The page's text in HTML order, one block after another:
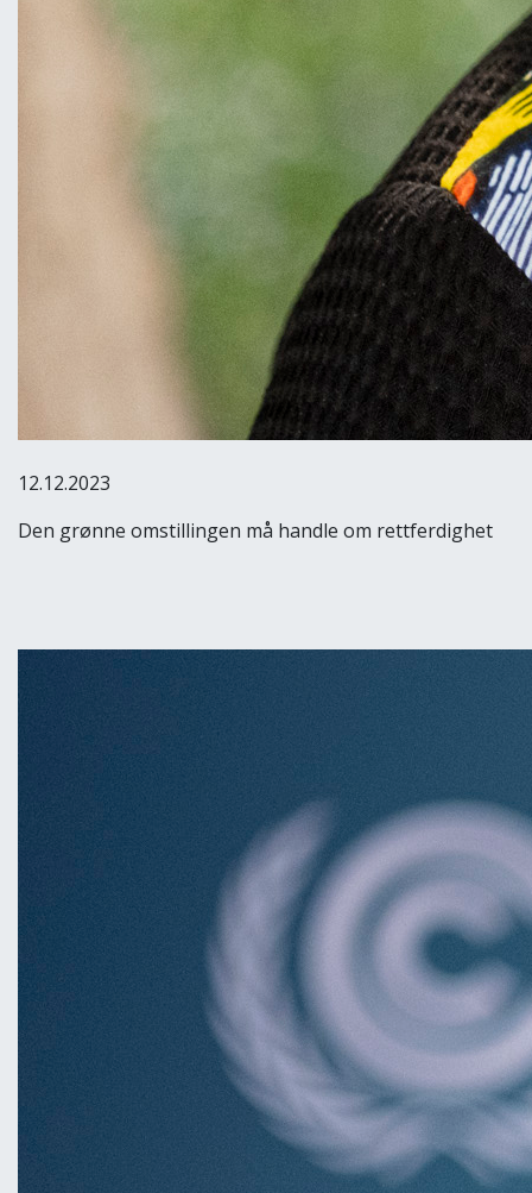
12.12.2023
Den grønne omstillingen må handle om rettferdighet